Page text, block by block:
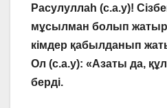
Расулуллаһ (с.а.у)!
мұсылман болып жатыр
кімдер қабылданып
Ол (с.а.у): «Азаты да,
берді.